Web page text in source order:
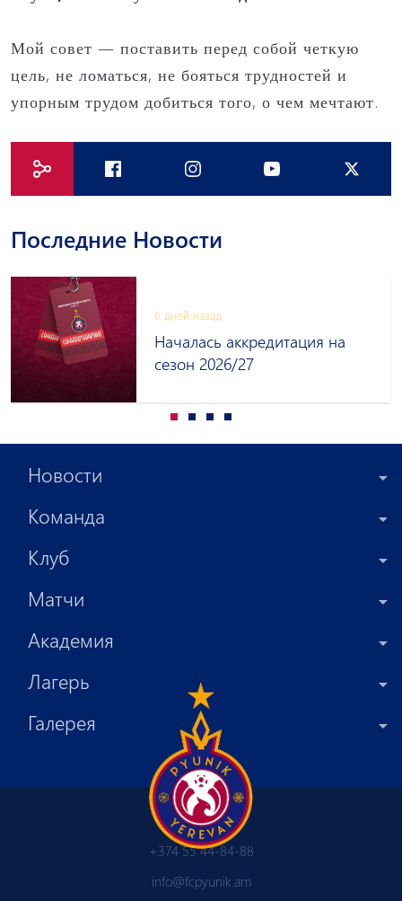
Мой совет — поставить перед собой четкую
цель, не ломаться, не бояться трудностей и
упорным трудом добиться того, о чем мечтают.
Последние Новости
6 дней назад
«Пюник» упустил победу в
стартовом матче чемпионата
Новости
Команда
Клуб
Матчи
Академия
Лагерь
Галерея
+374 55 44-84-88
info@fcpyunik.am